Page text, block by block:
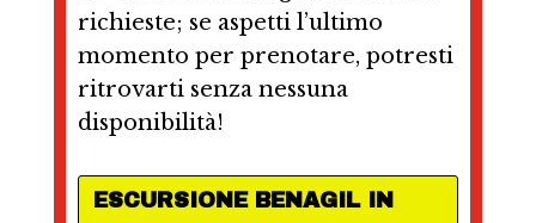
richieste; se aspetti l’ultimo
momento per prenotare, potresti
ritrovarti senza nessuna
disponibilità!
ESCURSIONE BENAGIL IN